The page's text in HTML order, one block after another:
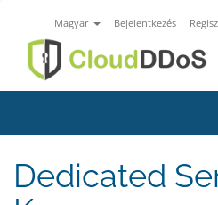
Magyar Bejelentkezés
Dedicated